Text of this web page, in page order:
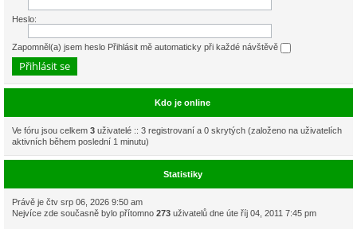
Heslo:
Zapomněl(a) jsem heslo Přihlásit mě automaticky při každé návštěvě
Kdo je online
Ve fóru jsou celkem 3 uživatelé :: 3 registrovaní a 0 skrytých (založeno na uživatelích
aktivních během poslední 1 minutu)
Statistiky
Právě je čtv srp 06, 2026 9:50 am
Nejvíce zde současně bylo přítomno 273 uživatelů dne úte říj 04, 2011 7:45 pm